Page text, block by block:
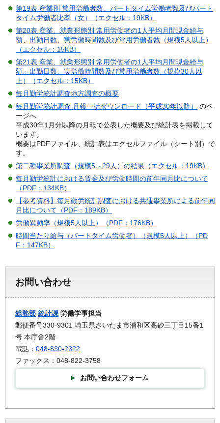
第19表 産業別 常用労働者数、パートタイム労働者数及びパート
タイム労働者比率（女）（エクセル：19KB）
第20表 産業、就業形態別 常用労働者の1人平均月間現金給与
額、出勤日数、実労働時間数及び常用労働者数（規模5人以上）
（エクセル：15KB）
第21表 産業、就業形態別 常用労働者の1人平均月間現金給与
額、出勤日数、実労働時間数及び常用労働者数（規模30人以
上）（エクセル：15KB）
毎月勤労統計調査地方調査の概要
毎月勤労統計調査 月報一括ダウンロード（平成30年以降）
のペ
ージへ
平成30年1月分以降の月報で公表した概要及び統計表を掲載して
います。
概要はPDFファイル、統計表はエクセルファイル（シート別）で
す。
第二種事業所調査（規模5～29人）の結果（エクセル：19KB）
毎月勤労統計における賃金及び労働時間の前年同月比について
（PDF：134KB）
【参考資料】毎月勤労統計調査における共通事業所による前年同
月比について（PDF：189KB）
労働異動率（規模5人以上）（PDF：176KB）
時間当たり給与（パートタイム労働者）（規模5人以上）（PD
F：147KB）
お問い合わせ
総務部 統計課 労働学事担当
郵便番号330-9301 埼玉県さいたま市浦和区高砂三丁目15番1
号 本庁舎2階
電話： 048-830-2322
ファックス：048-822-3758
お問い合わせフォーム